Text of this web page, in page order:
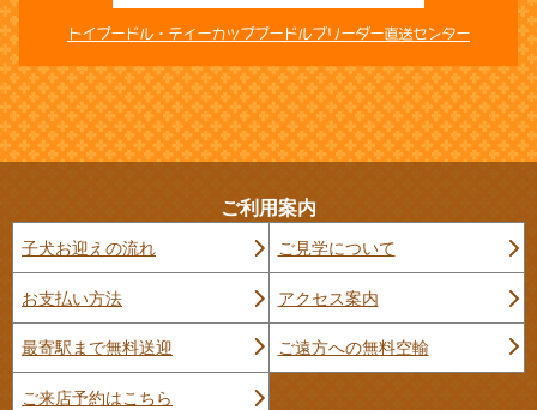
トイプードル・ティーカッププードルブリーダー直送センター
ご利用案内
子犬お迎えの流れ ご見学について
お支払い方法 アクセス案内
最寄駅まで無料送迎 ご遠方への無料空輸
ご来店予約はこちら